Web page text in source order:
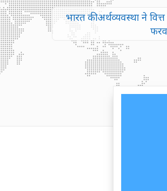
भारत की अर्थव्यवस्था ने